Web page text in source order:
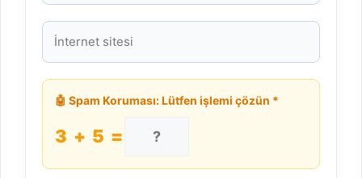
İnternet
sitesi
🤖 Spam Koruması: Lütfen işlemi çözün *
3 + 5 =